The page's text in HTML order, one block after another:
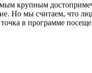
крупным
Но мы считаем, что
в программе